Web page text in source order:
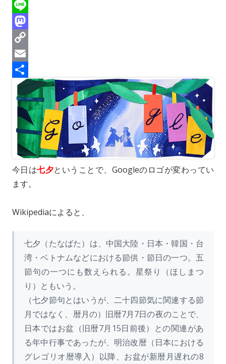
r
e
a
d
s
u
e
s
k
F
a
c
e
b
o
L
n
e
M
a
s
o
o
C
o
k
E
m
a
共
有
今日は七夕ということで、Googleのロゴが変わってい
ます。
Wikipediaによると、
七夕（たなばた）は、中国大陸・日本・韓国・台
湾・ベトナムなどにおける節供・節日の一つ。五
節句の一つにも数えられる。星祭り（ほしまつ
り）ともいう。
（七夕節句とはいうが、二十四節気に関連する節
月ではなく、暦月の）旧暦7月7日の夜のことで、
日本ではお盆（旧暦7月15日前後）との関連があ
る年中行事であったが、明治改暦（日本における
グレゴリオ暦導入）以降、お盆が新暦月遅れの8